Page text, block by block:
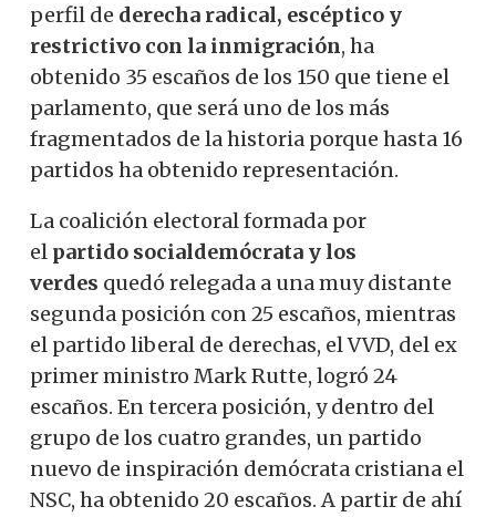
perfil de derecha radical, escéptico y
restrictivo con la inmigración, ha
obtenido 35 escaños de los 150 que tiene el
parlamento, que será uno de los más
fragmentados de la historia porque hasta 16
partidos ha obtenido representación.
La coalición electoral formada por
el partido socialdemócrata y los
verdes quedó relegada a una muy distante
segunda posición con 25 escaños, mientras
el partido liberal de derechas, el VVD, del ex
primer ministro Mark Rutte, logró 24
escaños. En tercera posición, y dentro del
grupo de los cuatro grandes, un partido
nuevo de inspiración demócrata cristiana el
NSC, ha obtenido 20 escaños. A partir de ahí